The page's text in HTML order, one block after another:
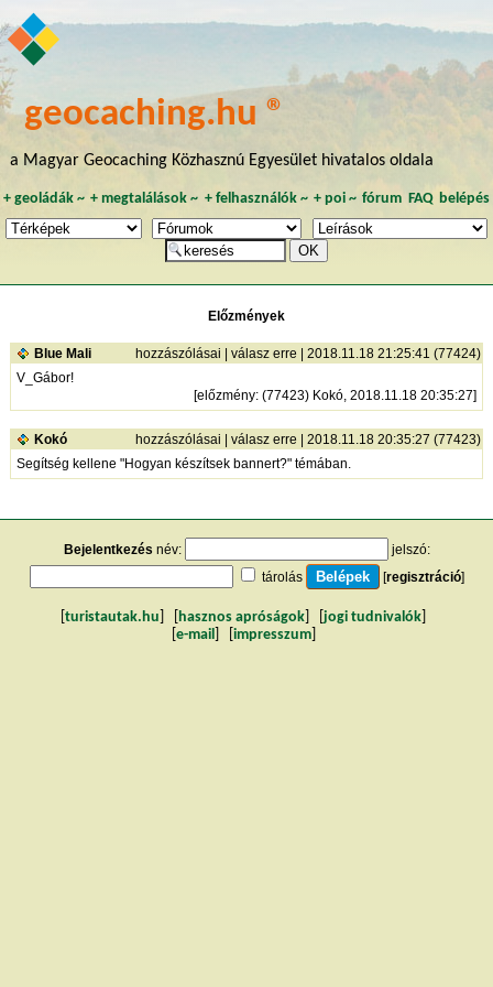
geocaching.hu ®
a Magyar Geocaching Közhasznú Egyesület hivatalos oldala
+ geoládák~ +megtalálások ~ + felhasználók~ + poi~ fórum FAQ belépés
Előzmények
Blue Mali hozzászólásai | válasz erre | 2018.11.18 21:25:41 (77424)
V_Gábor!
[előzmény: (77423) Kokó, 2018.11.18 20:35:27]
Kokó hozzászólásai | válasz erre | 2018.11.18 20:35:27 (77423)
Segítség kellene "Hogyan készítsek bannert?" témában.
Bejelentkezés név:
jelszó:
tárolás
[regisztráció]
turistautak.hu hasznos apróságok jogi tudnivalók
e-mail impresszum]